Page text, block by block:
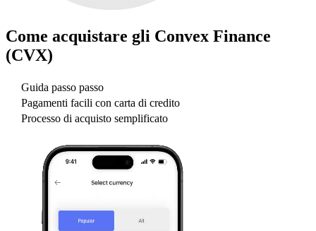
Come acquistare gli Convex Finance
(CVX)
Guida passo passo
Pagamenti facili con carta di credito
Processo di acquisto semplificato